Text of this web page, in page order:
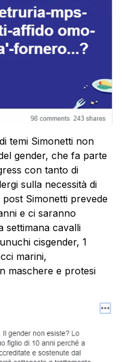
temi Simonetti non
gender, che fa parte
con tanto di
sulla necessità di
post Simonetti prevede
e ci saranno
settimana cavalli
cisgender, 1
marini,
maschere e protesi